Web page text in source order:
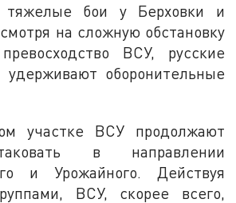
тяжелые бои у Берховки и
на сложную обстановку
ВСУ, русские
удерживают оборонительные
участке ВСУ продолжают
в направлении
и Урожайного. Действуя
ВСУ, скорее всего,